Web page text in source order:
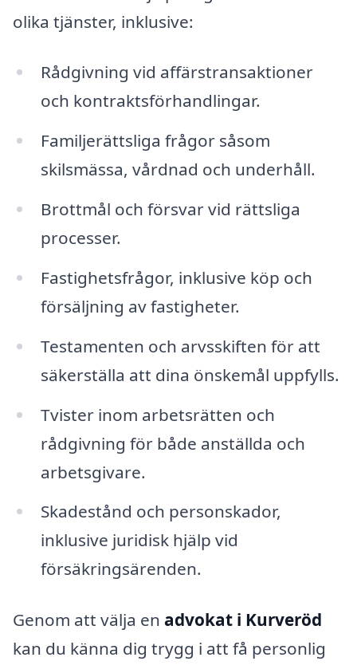
olika tjänster, inklusive:
Rådgivning vid affärstransaktioner
och kontraktsförhandlingar.
Familjerättsliga frågor såsom
skilsmässa, vårdnad och underhåll.
Brottmål och försvar vid rättsliga
processer.
Fastighetsfrågor, inklusive köp och
försäljning av fastigheter.
Testamenten och arvsskiften för att
säkerställa att dina önskemål uppfylls.
Tvister inom arbetsrätten och
rådgivning för både anställda och
arbetsgivare.
Skadestånd och personskador,
inklusive juridisk hjälp vid
försäkringsärenden.
Genom att välja en advokat i Kurveröd
kan du känna dig trygg i att få personlig